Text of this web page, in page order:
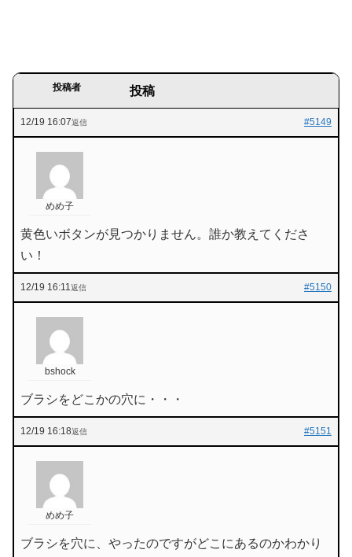
投稿者 投稿
12/19 16:07 #5149
返信
めめ子
黄色いボタンが見つかりません。誰か教えてくださ
い！
12/19 16:11 #5150
返信
bshock
ブラシをどこかの穴に・・・
12/19 16:18 #5151
返信
めめ子
ブラシを穴に、やったのですがどこにあるのかわかり